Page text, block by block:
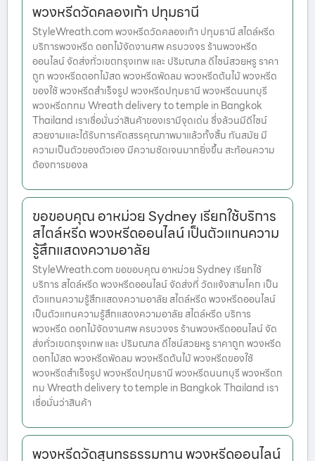
พวงหรีดวัดคลองเก้า ปทุมธานี
StyleWreath.com พวงหรีดวัดคลองเก้า ปทุมธานี สไตล์หรีด
บริการพวงหรีด ดอกไม้จัดงานศพ ครบวงจร ร้านพวงหรีด
ออนไลน์ จัดส่งทั่วเขตกรุงเทพ และ ปริมณฑล ดีไซน์สวยหรู ราคา
ถูก พวงหรีดดอกไม้สด พวงหรีดพัดลม พวงหรีดต้นไม้ พวงหรีด
ของใช้ พวงหรีดสำเร็จรูป พวงหรีดปทุมธานี พวงหรีดนนทบุรี
พวงหรีดกทม Wreath delivery to temple in Bangkok
Thailand เราเชื่อมั่นว่าสินค้าของเรามีจุดเด่น ซึ่งล้วนมีดีไซน์
สวยงามและได้รับการคัดสรรคุณภาพมาแล้วทั้งสิ้น ทันสมัย มี
ความเป็นตัวของตัวเอง มีความชัดเจนมากยิ่งขึ้น สะท้อนความ
ต้องการของล
ขอขอบคุณ อาหม่วย Sydney เรียกใช้บริการ
สไตล์หรีด พวงหรีดออนไลน์ เป็นตัวแทนความ
รู้สึกแสดงความอาลัย
StyleWreath.com ขอขอบคุณ อาหม่วย Sydney เรียกใช้
บริการ สไตล์หรีด พวงหรีดออนไลน์ จัดส่งที่ วัดแจ้งสามโคก เป็น
ตัวแทนความรู้สึกแสดงความอาลัย สไตล์หรีด พวงหรีดออนไลน์
เป็นตัวแทนความรู้สึกแสดงความอาลัย สไตล์หรีด บริการ
พวงหรีด ดอกไม้จัดงานศพ ครบวงจร ร้านพวงหรีดออนไลน์ จัด
ส่งทั่วเขตกรุงเทพ และ ปริมณฑล ดีไซน์สวยหรู ราคาถูก พวงหรีด
ดอกไม้สด พวงหรีดพัดลม พวงหรีดต้นไม้ พวงหรีดของใช้
พวงหรีดสำเร็จรูป พวงหรีดปทุมธานี พวงหรีดนนทบุรี พวงหรีดก
ทม Wreath delivery to temple in Bangkok Thailand เรา
เชื่อมั่นว่าสินค้า
พวงหรีดวัดสุนทรธรรมทาน พวงหรีดออนไลน์